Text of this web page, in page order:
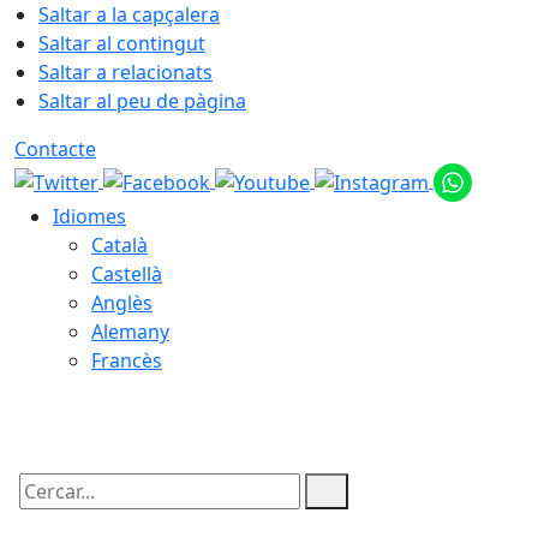
Saltar a la capçalera
Saltar al contingut
Saltar a relacionats
Saltar al peu de pàgina
Contacte
Idiomes
Català
Castellà
Anglès
Alemany
Francès
Cercar: